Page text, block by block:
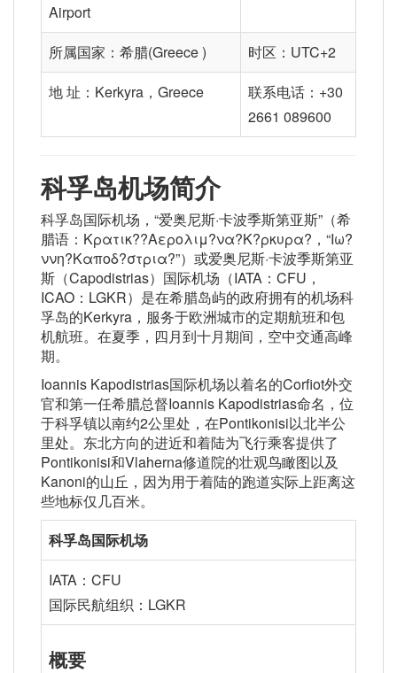
Airport
所属国家：希腊(Greece )
时区：UTC+2
地 址：Kerkyra，Greece
联系电话：+30
2661 089600
科孚岛机场简介
科孚岛国际机场，“爱奥尼斯·卡波季斯第亚斯”（希
腊语：Κρατικ??Αερολιμ?να?Κ?ρκυρα?，“Ιω?
ννη?Καποδ?στρια?”）或爱奥尼斯·卡波季斯第亚
斯（Capodistrias）国际机场（IATA：CFU，
ICAO：LGKR）是在希腊岛屿的政府拥有的机场科
孚岛的Kerkyra，服务于欧洲城市的定期航班和包
机航班。在夏季，四月到十月期间，空中交通高峰
期。
Ioannis Kapodistrias国际机场以着名的Corfiot外交
官和第一任希腊总督Ioannis Kapodistrias命名，位
于科孚镇以南约2公里处，在Pontikonisi以北半公
里处。东北方向的进近和着陆为飞行乘客提供了
Pontikonisi和Vlaherna修道院的壮观鸟瞰图以及
Kanoni的山丘，因为用于着陆的跑道实际上距离这
些地标仅几百米。
科孚岛国际机场
IATA：CFU
国际民航组织：LGKR
概要